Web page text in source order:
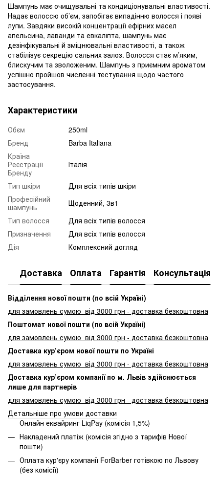
Шампунь має очищувальні та кондиціонувальні властивості.
Надає волоссю об’єм, запобігає випадінню волосся і появі
лупи. Завдяки високій концентрації ефірних масел
апельсина, лаванди та евкаліпта, шампунь має
дезінфікувальні й зміцнювальні властивості, а також
стабілізує секрецію сальних залоз. Волосся стає м’яким,
блискучим та зволоженим. Шампунь з приємним ароматом
успішно пройшов численні тестування щодо частого
застосування.
Характеристики
Обєм
250ml
Бренд
Barba Italiana
Країна
Реєстрації
Бренду
Італія
Тип шкіри
Для всіх типів шкіри
Професійний
шампунь
Щоденний, 3в1
Тип волосся
Для всіх типів волосся
Призначення
Для всіх типів волосся
Дія
Комплексний догляд
Доставка Оплата Гарантія Консультація
Відділення нової пошти (по всій Україні)
для замовлень сумою від 3000 грн - доставка безкоштовна
Поштомат нової пошти (по всій Україні)
для замовлень сумою від 3000 грн - доставка безкоштовна
Доставка кур’єром нової пошти по Україні
для замовлень сумою від 3000 грн - доставка безкоштовна
Доставка кур’єром компанії по м. Львів здійснюється
лише для партнерів
для замовлень сумою від 3000 грн - доставка безкоштовна
Детальніше про умови доставки
Онлайн еквайринг LiqPay (комісія 1,5%)
Накладений платіж (комісія згідно з тарифів Нової
пошти)
Оплата кур'єру компанії ForBarber готівкою по Львову
(без комісії)